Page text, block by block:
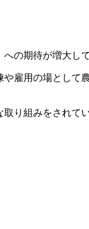
の期待が増大して
雇用の場として
り組みをされて